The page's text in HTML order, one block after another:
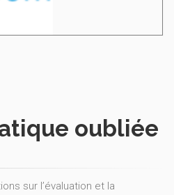
oubliée
sur l’évaluation et la